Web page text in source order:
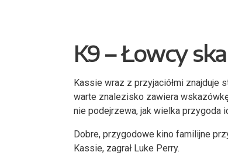
K9 –Łowcy
Kassie wraz z przyjaciółmi znajduje
warte znalezisko zawiera
nie podejrzewa, jak wielka przygoda
Dobre, przygodowe kino familijne
Kassie, zagrał Luke Perry.